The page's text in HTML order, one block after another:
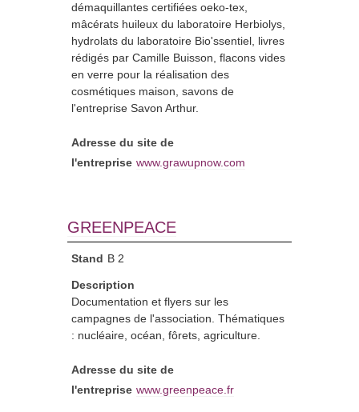
démaquillantes certifiées oeko-tex,
mâcérats huileux du laboratoire Herbiolys,
hydrolats du laboratoire Bio'ssentiel, livres
rédigés par Camille Buisson, flacons vides
en verre pour la réalisation des
cosmétiques maison, savons de
l'entreprise Savon Arthur.
Adresse du site de
l'entreprise www.grawupnow.com
GREENPEACE
Stand B 2
Description
Documentation et flyers sur les
campagnes de l'association. Thématiques
: nucléaire, océan, fôrets, agriculture.
Adresse du site de
l'entreprise www.greenpeace.fr